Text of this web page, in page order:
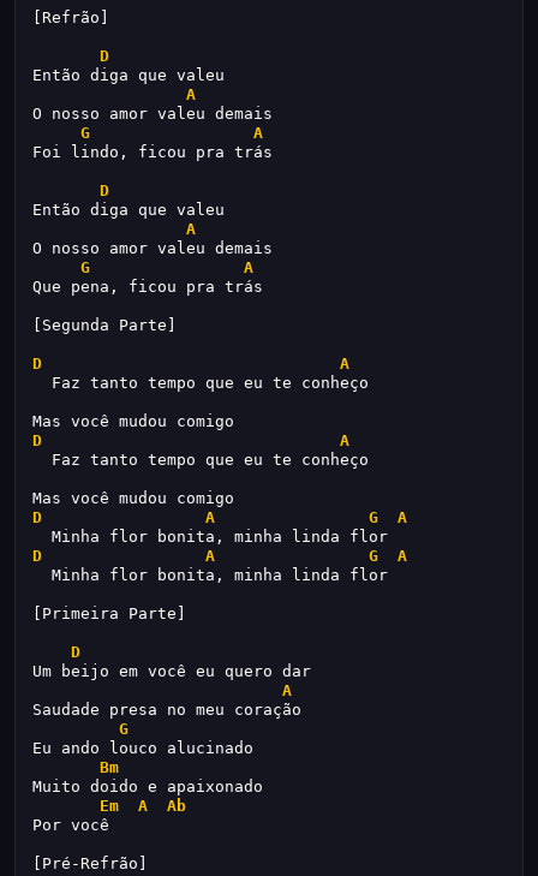
[Refrão]
D
Então diga que valeu
A
O nosso amor valeu demais
G
A
Foi lindo, ficou pra trás
D
Então diga que valeu
A
O nosso amor valeu demais
G
A
Que pena, ficou pra trás
[Segunda Parte]
D
A
Faz tanto tempo que eu te conheço
Mas você mudou comigo
D
A
Faz tanto tempo que eu te conheço
Mas você mudou comigo
D
A G
A
Minha flor bonita, minha linda flor
D
A G
A
Minha flor bonita, minha linda flor
[Primeira Parte]
D
Um beijo em você eu quero dar
A
Saudade presa no meu coração
G
Eu ando louco alucinado
Bm
Muito doido e apaixonado
Em
A
Ab
Por você
[Pré-Refrão]